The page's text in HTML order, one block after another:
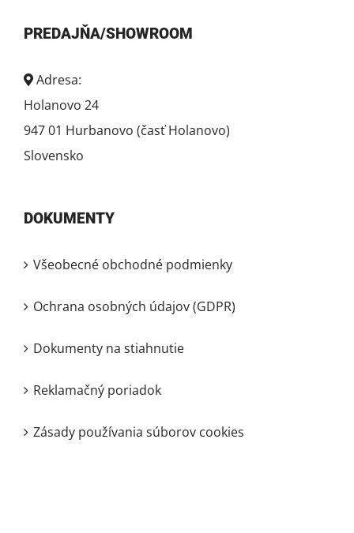
PREDAJŇA/SHOWROOM
Adresa:
Holanovo 24
947 01 Hurbanovo (časť Holanovo)
Slovensko
DOKUMENTY
Všeobecné obchodné podmienky
Ochrana osobných údajov (GDPR)
Dokumenty na stiahnutie
Reklamačný poriadok
Zásady používania súborov cookies